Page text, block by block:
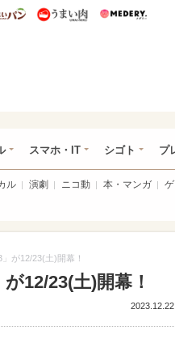
集
めし うまいパン うまい肉
スマホ・IT シゴト プ
ル 演劇 ニコ動 本・マンガ
が12/23(土)開幕！
12/23(土)開幕！